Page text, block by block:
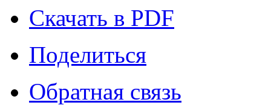
Скачать в PDF
Поделиться
Обратная связь